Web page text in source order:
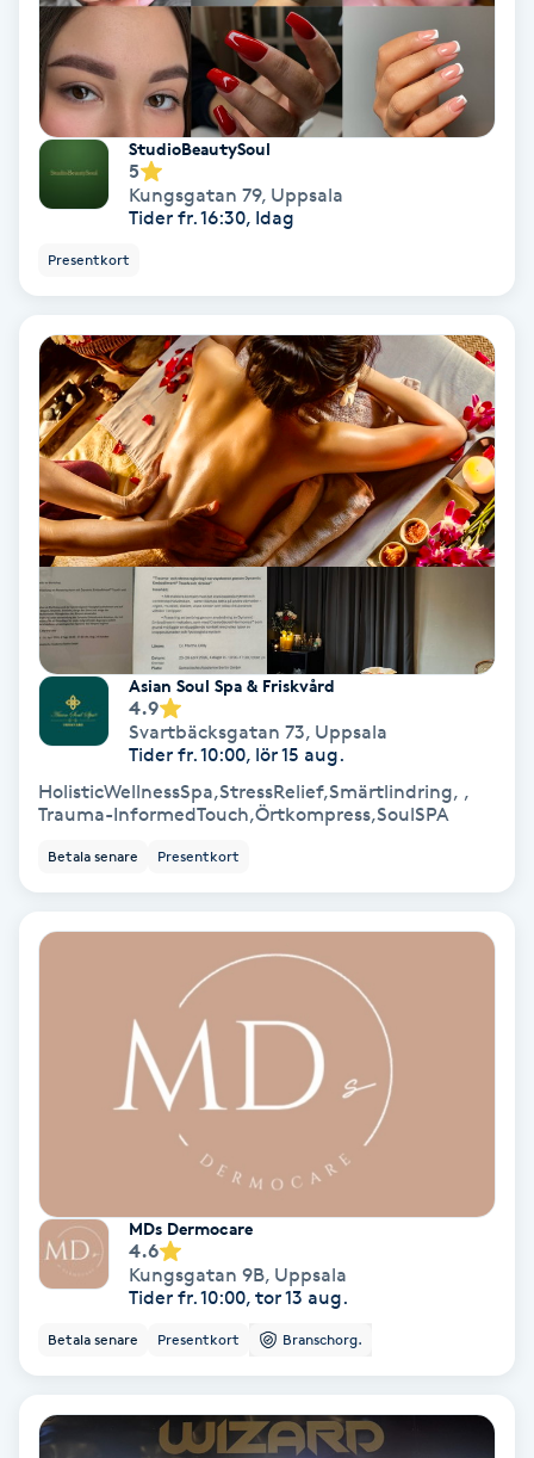
Regndroppsmassage
Reiki
Reikihealing
Reiki massage
Rosacea
Rosenmetoden
Ryggmassage
Samtalsterapi
Senioryoga
Shiatsu
Skäggfärgning
Skäggklippning
Skäggtrimmning
Skönhet
StudioBeautySoul
5
Kungsgatan 79, Uppsala
Tider fr. 16:30, Idag
Presentkort
Asian Soul Spa & Friskvård
4.9
Svartbäcksgatan 73, Uppsala
Tider fr. 10:00, lör 15 aug.
HolisticWellnessSpa,StressRelief,Smärtlindring, ,
Trauma-InformedTouch,Örtkompress,SoulSPA
Betala senare Presentkort
MDs Dermocare
4.6
Kungsgatan 9B, Uppsala
Tider fr. 10:00, tor 13 aug.
Betala senare Presentkort Branschorg.